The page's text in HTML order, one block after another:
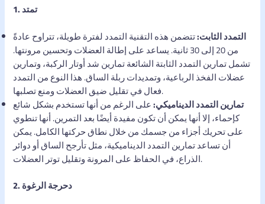
1. تمتد
التمدد الثابت:تتضمن هذه التقنية التمدد لفترة طويلة، تتراوح عادةً
من 20 إلى 30 ثانية. يساعد على إطالة العضلات وتحسين مرونتها.
تشمل تمارين التمدد الثابتة الشائعة تمارين شد أوتار الركبة، وتمارين
عضلات الفخذ الرباعية، وتمديدات ربلة الساق. هذا النوع من التمدد
فعال في تقليل ضيق العضلات ومنع تصلبها.
تمارين التمدد الديناميكي:على الرغم من أنها تستخدم بشكل شائع
كإحماء، إلا أنها يمكن أن تكون مفيدة أيضًا بعد التمرين. أنها تنطوي
على تحريك أجزاء من جسمك من خلال نطاق حركتها الكامل. يمكن
أن تساعد تمارين التمدد الديناميكية، مثل تأرجح الساق أو دوائر
الذراع، في الحفاظ على المرونة وتقليل توتر العضلات.
2. دحرجة الرغوة